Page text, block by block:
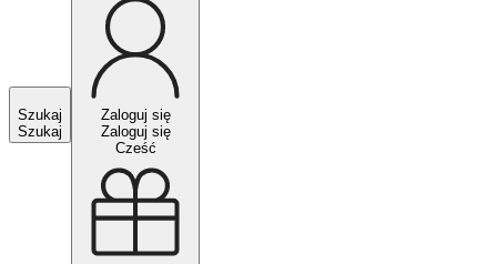
Szukaj
Szukaj
Zaloguj się
Zaloguj się
Cześć